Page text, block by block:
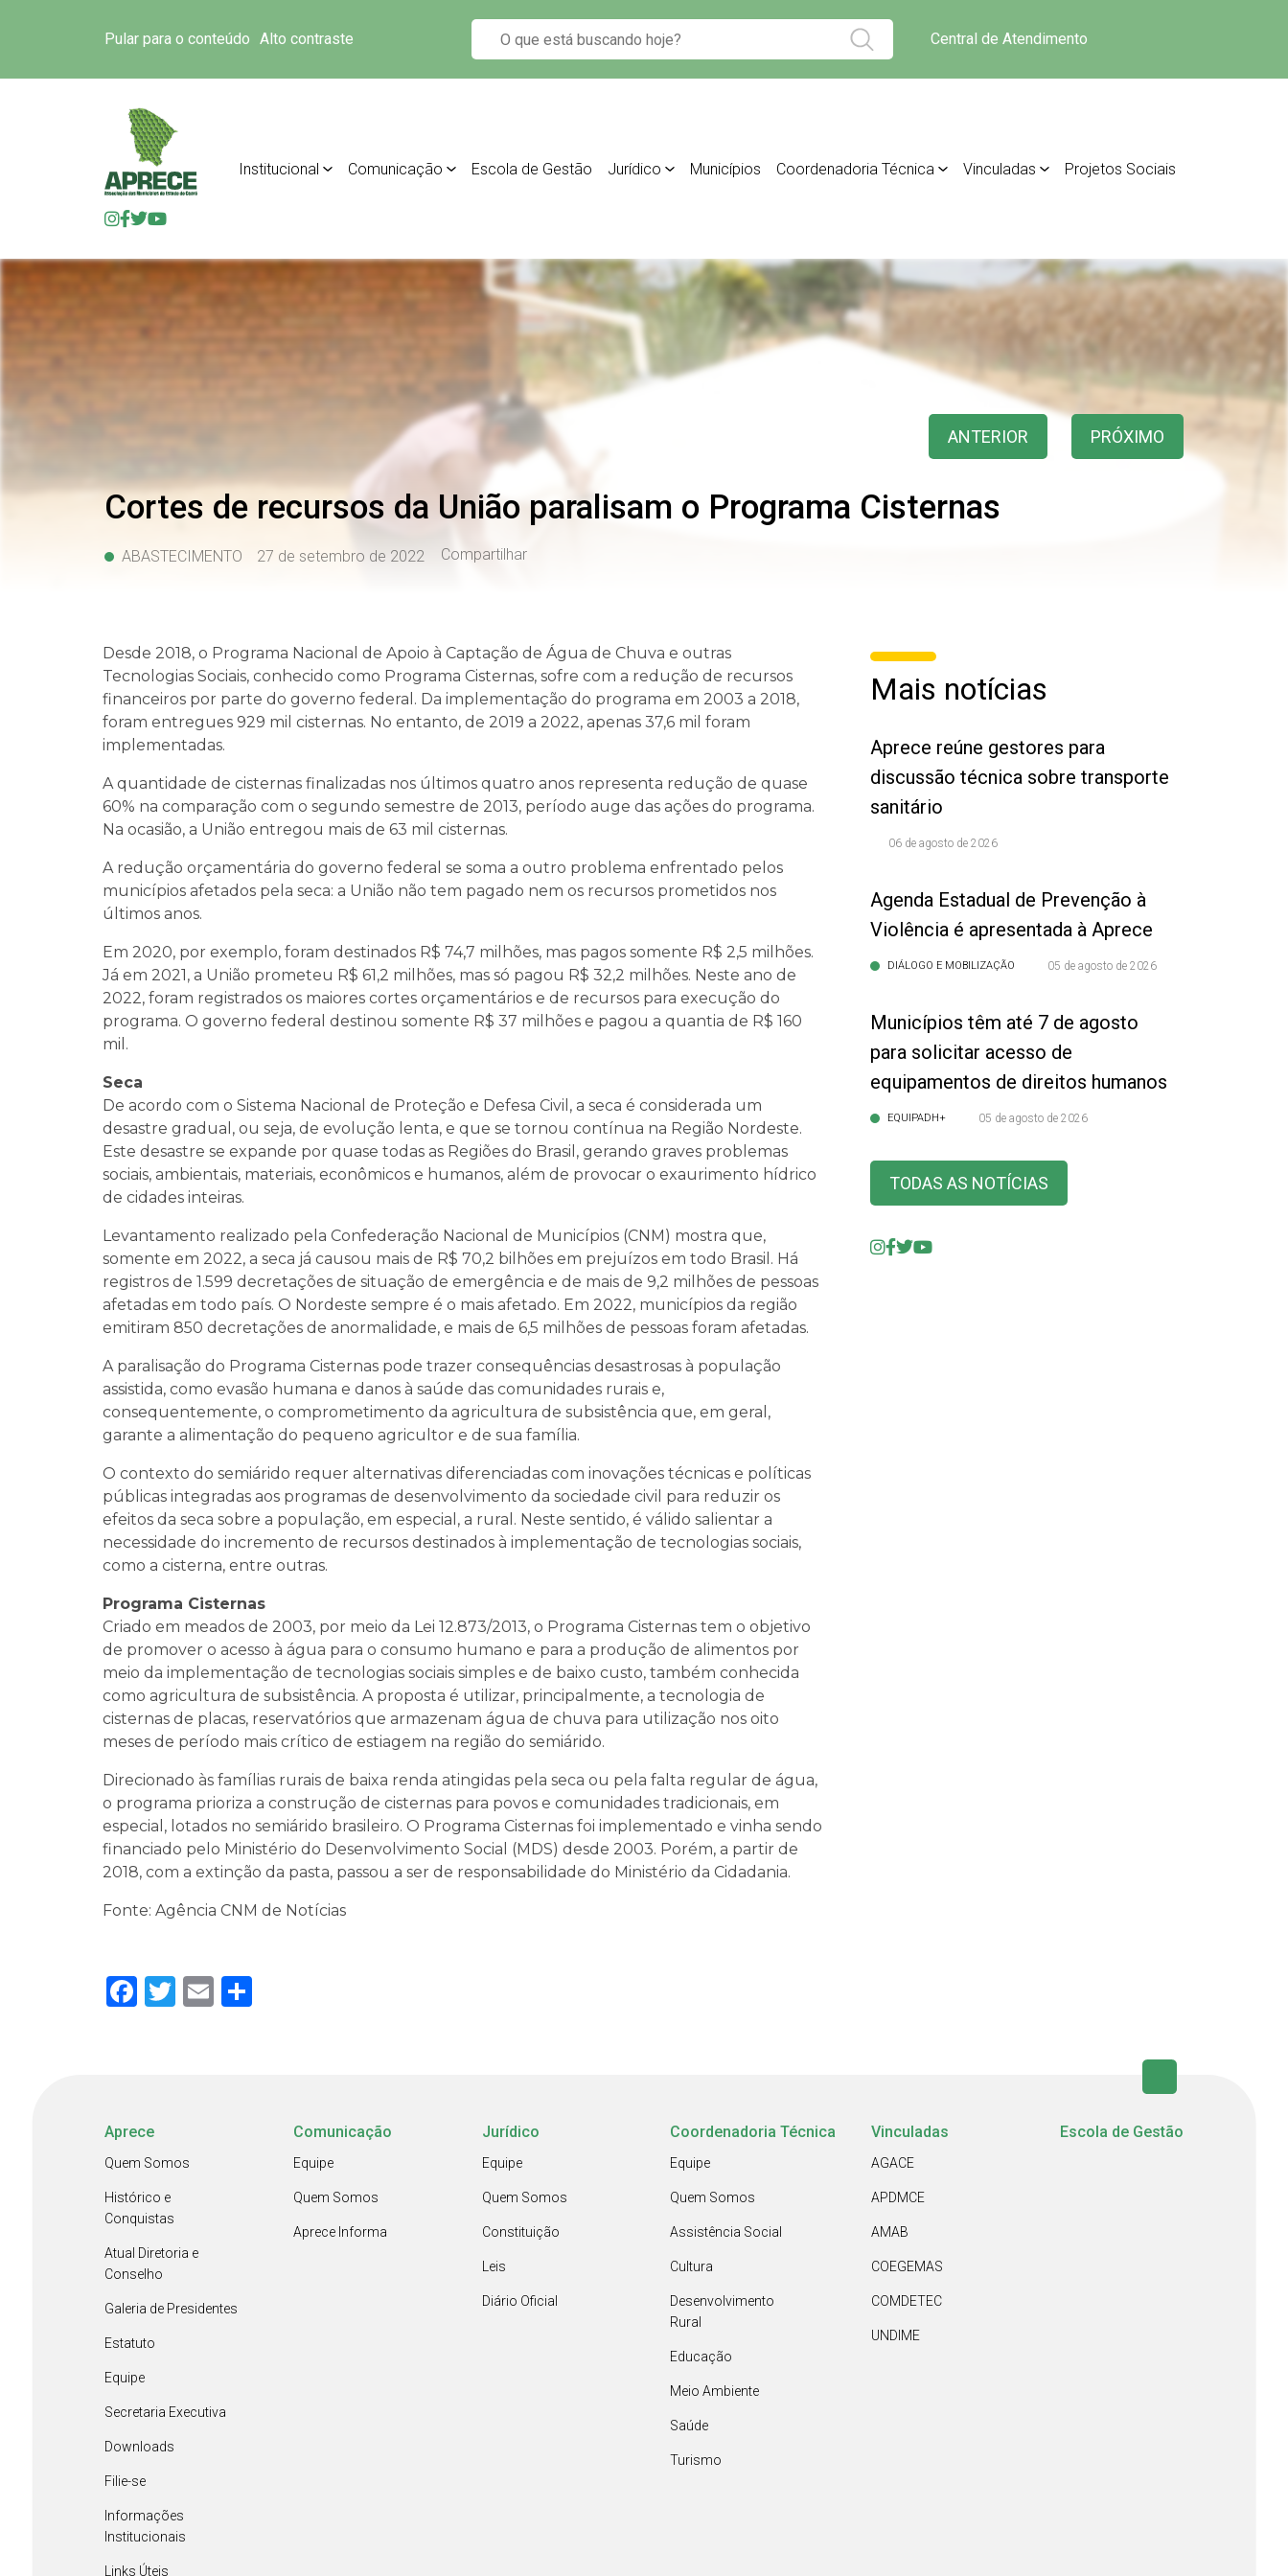
Pular para o conteúdo Alto contraste Central de Atendimento
Institucional Comunicação Escola de Gestão Jurídico Municípios Coordenadoria Técnica Vinculadas Projetos Sociais
ANTERIOR PRÓXIMO
Cortes de recursos da União paralisam o Programa Cisternas
ABASTECIMENTO 27 de setembro de 2022 Compartilhar
Desde 2018, o Programa Nacional de Apoio à Captação de Água de Chuva e outras
Tecnologias Sociais, conhecido como Programa Cisternas, sofre com a redução de recursos
financeiros por parte do governo federal. Da implementação do programa em 2003 a 2018,
foram entregues 929 mil cisternas. No entanto, de 2019 a 2022, apenas 37,6 mil foram
implementadas.
A quantidade de cisternas finalizadas nos últimos quatro anos representa redução de quase
60% na comparação com o segundo semestre de 2013, período auge das ações do programa.
Na ocasião, a União entregou mais de 63 mil cisternas.
A redução orçamentária do governo federal se soma a outro problema enfrentado pelos
municípios afetados pela seca: a União não tem pagado nem os recursos prometidos nos
últimos anos.
Em 2020, por exemplo, foram destinados R$ 74,7 milhões, mas pagos somente R$ 2,5 milhões.
Já em 2021, a União prometeu R$ 61,2 milhões, mas só pagou R$ 32,2 milhões. Neste ano de
2022, foram registrados os maiores cortes orçamentários e de recursos para execução do
programa. O governo federal destinou somente R$ 37 milhões e pagou a quantia de R$ 160
mil.
Seca
De acordo com o Sistema Nacional de Proteção e Defesa Civil, a seca é considerada um
desastre gradual, ou seja, de evolução lenta, e que se tornou contínua na Região Nordeste.
Este desastre se expande por quase todas as Regiões do Brasil, gerando graves problemas
sociais, ambientais, materiais, econômicos e humanos, além de provocar o exaurimento hídrico
de cidades inteiras.
Levantamento realizado pela Confederação Nacional de Municípios (CNM) mostra que,
somente em 2022, a seca já causou mais de R$ 70,2 bilhões em prejuízos em todo Brasil. Há
registros de 1.599 decretações de situação de emergência e de mais de 9,2 milhões de pessoas
afetadas em todo país. O Nordeste sempre é o mais afetado. Em 2022, municípios da região
emitiram 850 decretações de anormalidade, e mais de 6,5 milhões de pessoas foram afetadas.
A paralisação do Programa Cisternas pode trazer consequências desastrosas à população
assistida, como evasão humana e danos à saúde das comunidades rurais e,
consequentemente, o comprometimento da agricultura de subsistência que, em geral,
garante a alimentação do pequeno agricultor e de sua família.
O contexto do semiárido requer alternativas diferenciadas com inovações técnicas e políticas
públicas integradas aos programas de desenvolvimento da sociedade civil para reduzir os
efeitos da seca sobre a população, em especial, a rural. Neste sentido, é válido salientar a
necessidade do incremento de recursos destinados à implementação de tecnologias sociais,
como a cisterna, entre outras.
Programa Cisternas
Criado em meados de 2003, por meio da Lei 12.873/2013, o Programa Cisternas tem o objetivo
de promover o acesso à água para o consumo humano e para a produção de alimentos por
meio da implementação de tecnologias sociais simples e de baixo custo, também conhecida
como agricultura de subsistência. A proposta é utilizar, principalmente, a tecnologia de
cisternas de placas, reservatórios que armazenam água de chuva para utilização nos oito
meses de período mais crítico de estiagem na região do semiárido.
Direcionado às famílias rurais de baixa renda atingidas pela seca ou pela falta regular de água,
o programa prioriza a construção de cisternas para povos e comunidades tradicionais, em
especial, lotados no semiárido brasileiro. O Programa Cisternas foi implementado e vinha sendo
financiado pelo Ministério do Desenvolvimento Social (MDS) desde 2003. Porém, a partir de
2018, com a extinção da pasta, passou a ser de responsabilidade do Ministério da Cidadania.
Fonte: Agência CNM de Notícias
Facebook
Twitter
Email
Mais notícias
Aprece reúne gestores para
discussão técnica sobre transporte
sanitário
06 de agosto de 2026
Agenda Estadual de Prevenção à
Violência é apresentada à Aprece
DIÁLOGO E MOBILIZAÇÃO 05 de agosto de 2026
Municípios têm até 7 de agosto
para solicitar acesso de
equipamentos de direitos humanos
EQUIPADH+ 05 de agosto de 2026
TODAS AS NOTÍCIAS
Aprece
Quem Somos
Histórico e
Conquistas
Atual Diretoria e
Conselho
Galeria de Presidentes
Estatuto
Equipe
Secretaria Executiva
Downloads
Filie-se
Informações
Institucionais
Links Úteis
Comunicação
Equipe
Quem Somos
Aprece Informa
Jurídico
Equipe
Quem Somos
Constituição
Leis
Diário Oficial
Coordenadoria Técnica
Equipe
Quem Somos
Assistência Social
Cultura
Desenvolvimento
Rural
Educação
Meio Ambiente
Saúde
Turismo
Vinculadas
AGACE
APDMCE
AMAB
COEGEMAS
COMDETEC
UNDIME
Escola de Gestão